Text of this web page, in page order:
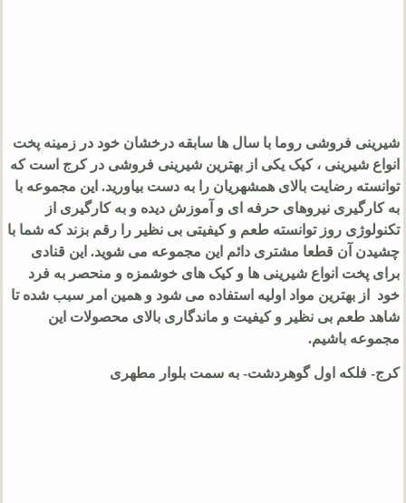
شیرینی فروشی روما با سال ها سابقه درخشان خود در زمینه پخت
انواع شیرینی ، کیک یکی از بهترین شیرینی فروشی در کرج است که
توانسته رضایت بالای همشهریان را به دست بیاورید. این مجموعه با
به کارگیری نیروهای حرفه ای و آموزش دیده و به کارگیری از
تکنولوژی روز توانسته طعم و کیفیتی بی نظیر را رقم بزند که شما با
چشیدن آن قطعا مشتری دائم این مجموعه می شوید. این قنادی
برای پخت انواع شیرینی ها و کیک های خوشمزه و منحصر به فرد
خود از بهترین مواد اولیه استفاده می شود و همین امر سبب شده تا
شاهد طعم بی نظیر و کیفیت و ماندگاری بالای محصولات این
مجموعه باشیم.
کرج- فلکه اول گوهردشت- به سمت بلوار مطهری